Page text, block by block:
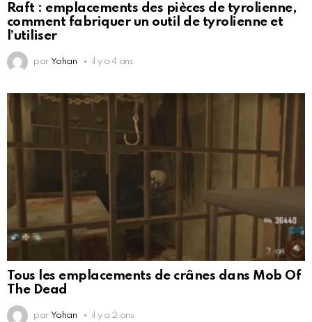
Raft : emplacements des pièces de tyrolienne,
comment fabriquer un outil de tyrolienne et
l’utiliser
par Yohan il y a 4 ans
Tous les emplacements de crânes dans Mob Of
The Dead
par Yohan il y a 2 ans